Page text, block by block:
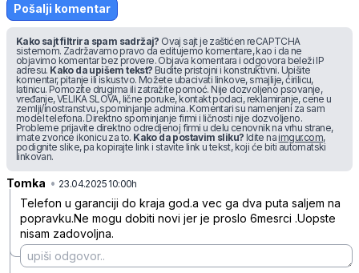
Pošalji komentar
Kako sajt filtrira spam sadržaj? Ovaj sajt je zaštićen reCAPTCHA
sistemom. Zadržavamo pravo da editujemo komentare, kao i da ne
objavimo komentar bez provere. Objava komentara i odgovora beleži IP
adresu. Kako da upišem tekst? Budite pristojni i konstruktivni. Upišite
komentar, pitanje ili iskustvo. Možete ubacivati linkove, smajlije, ćirilicu,
latinicu. Pomozite drugima ili zatražite pomoć. Nije dozvoljeno psovanje,
vređanje, VELIKA SLOVA, lične poruke, kontakt podaci, reklamiranje, cene u
zemlji/inostranstvu, spominjanje admina. Komentari su namenjeni za sam
model telefona. Direktno spominjanje firmi i ličnosti nije dozvoljeno.
Probleme prijavite direktno odredjenoj firmi u delu cenovnik na vrhu strane,
imate zvonce ikonicu za to. Kako da postavim sliku? Idite na imgur.com,
podignite slike, pa kopirajte link i stavite link u tekst, koji će biti automatski
linkovan.
Tomka • 23.04.2025 10:00h
Telefon u garanciji do kraja god.a vec ga dva puta saljem na
popravku.Ne mogu dobiti novi jer je proslo 6mesrci .Uopste
nisam zadovoljna.